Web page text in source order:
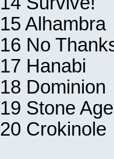
15 Alhambra
16 No
17 Hanabi
18 Dominion
19 Stone Age
20 Crokinole